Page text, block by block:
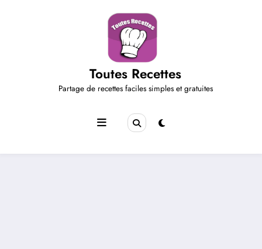
Toutes Recettes
Partage de recettes faciles simples et gratuites